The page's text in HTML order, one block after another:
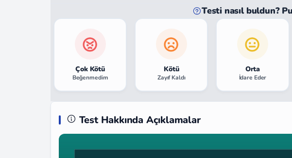
Testi nasıl buldun?
Çok Kötü
Beğenmedim
Kötü
Zayıf Kaldı
Orta
İdare Eder
Test Hakkında Açıklamalar